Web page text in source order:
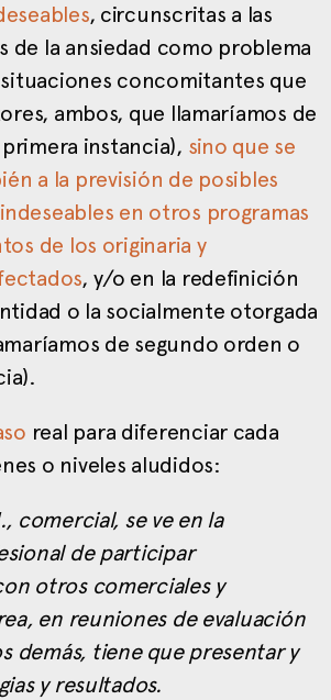
, circunscritas a las
de la ansiedad como problema
situaciones concomitantes que
ambos, que llamaríamos de
instancia), sino que se
a la previsión de posibles
en otros programas
de los originaria y
, y/o en la redefinición
o la socialmente otorgada
de segundo orden o
real para diferenciar cada
o niveles aludidos:
comercial, se ve en la
de participar
otros comerciales y
en reuniones de evaluación
demás, tiene que presentar y
y resultados.